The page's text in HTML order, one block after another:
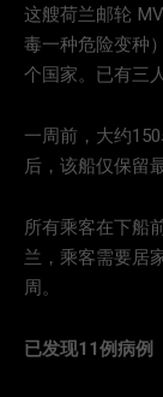
这艘荷兰邮轮
毒一种危险变种
个国家。已有三
一周前，大约
后，该船仅保留
所有乘客在下船
兰，乘客需要居
周。
已发现11例病例